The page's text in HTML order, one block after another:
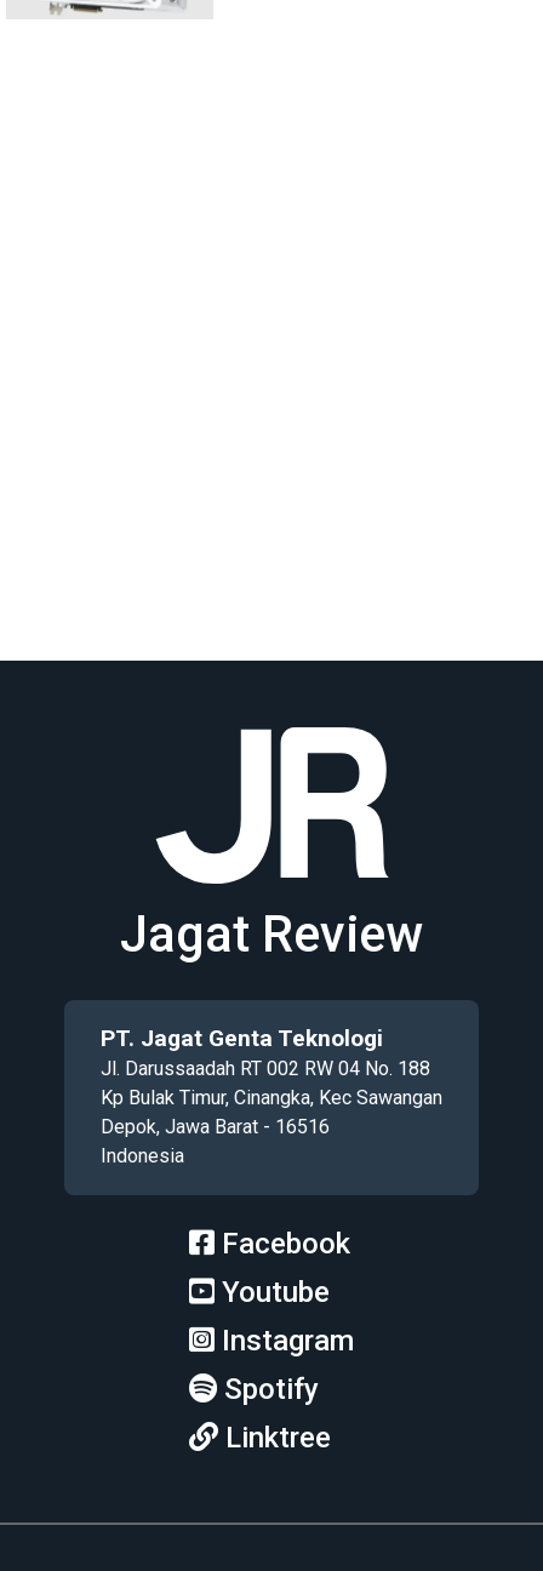
Jagat Review
PT. Jagat Genta Teknologi
Jl. Darussaadah RT 002 RW 04 No. 188
Kp Bulak Timur, Cinangka, Kec Sawangan
Depok, Jawa Barat - 16516
Indonesia
Facebook
Youtube
Instagram
Spotify
Linktree